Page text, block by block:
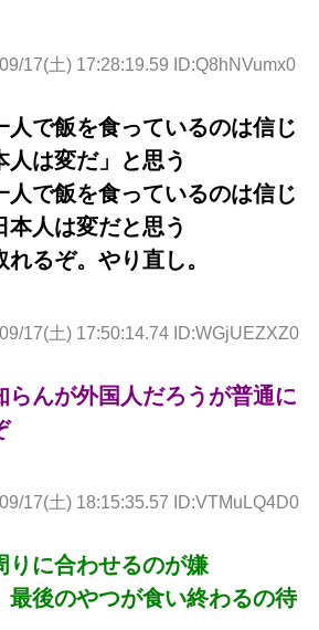
17(土) 17:28:19.59 ID:Q8hNVumx0
人で飯を食っているのは信じ
人は変だ」と思う
人で飯を食っているのは信じ
本人は変だと思う
るぞ。やり直し。
17(土) 17:50:14.74 ID:WGjUEZXZ0
らんが外国人だろうが普通に
17(土) 18:15:35.57 ID:VTMuLQ4D0
りに合わせるのが嫌
最後のやつが食い終わるの待